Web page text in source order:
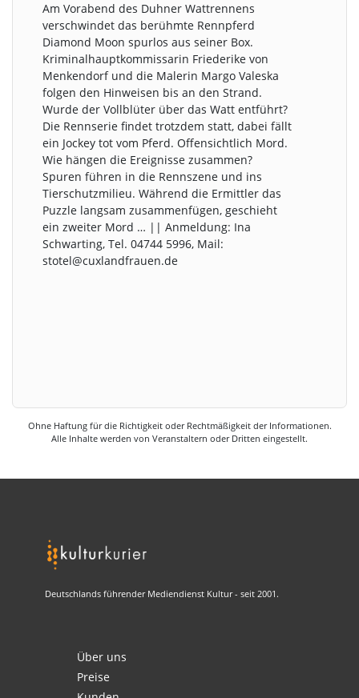
Am Vorabend des Duhner Wattrennens
verschwindet das berühmte Rennpferd
Diamond Moon spurlos aus seiner Box.
Kriminalhauptkommissarin Friederike von
Menkendorf und die Malerin Margo Valeska
folgen den Hinweisen bis an den Strand.
Wurde der Vollblüter über das Watt entführt?
Die Rennserie findet trotzdem statt, dabei fällt
ein Jockey tot vom Pferd. Offensichtlich Mord.
Wie hängen die Ereignisse zusammen?
Spuren führen in die Rennszene und ins
Tierschutzmilieu. Während die Ermittler das
Puzzle langsam zusammenfügen, geschieht
ein zweiter Mord … || Anmeldung: Ina
Schwarting, Tel. 04744 5996, Mail:
stotel@cuxlandfrauen.de
Ohne Haftung für die Richtigkeit oder Rechtmäßigkeit der Informationen.
Alle Inhalte werden von Veranstaltern oder Dritten eingestellt.
Deutschlands führender Mediendienst Kultur - seit 2001.
Über uns
Preise